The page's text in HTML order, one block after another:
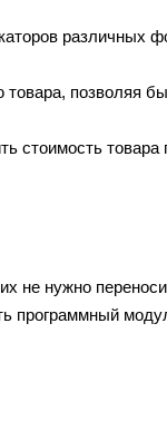
различных
позволяя
стоимость товара
не нужно
программный